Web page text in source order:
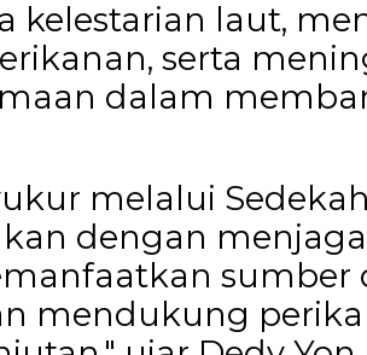
kelestarian laut,
serta
dalam
melalui
dengan
sumber
mendukung